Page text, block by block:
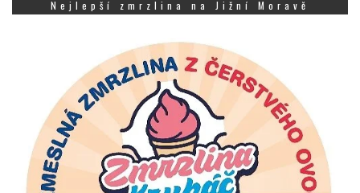
Nejlepší zmrzlina na Jižní Moravě